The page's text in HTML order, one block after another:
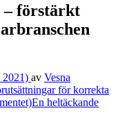
– förstärkt
2021) av Vesna
för korrekta
En heltäckande